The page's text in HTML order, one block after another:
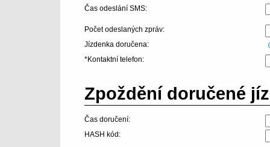
Čas odeslání SMS:
Počet odeslaných zpráv:
Jízdenka doručena:
*Kontaktní telefon:
Zpoždění doručené
Čas doručení:
HASH kód: